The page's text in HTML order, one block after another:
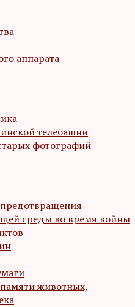
аппарата
телебашни
фотографий
среды во время войны
животных,